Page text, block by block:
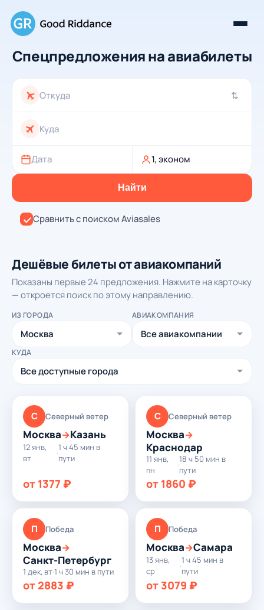
Спецпредложения на авиабилеты
⇄
Дата 1, эконом
Найти
Сравнить с поиском Aviasales
Дешёвые билеты от авиакомпаний
Показаны первые 24 предложения. Нажмите на карточку
— откроется поиск по этому направлению.
ИЗ ГОРОДА АВИАКОМПАНИЯ
КУДА
С Северный ветер
Москва→Казань
12 янв,
вт
·
1 ч 45 мин в
пути
от 1377 ₽
С Северный ветер
Москва→
Краснодар
11 янв,
пн
·
18 ч 50 мин в
пути
от 1860 ₽
П Победа
Москва→
Санкт-Петербург
1 дек, вт·1 ч 30 мин в пути
от 2883 ₽
П Победа
Москва→Самара
13 янв,
ср
·
1 ч 45 мин в
пути
от 3079 ₽